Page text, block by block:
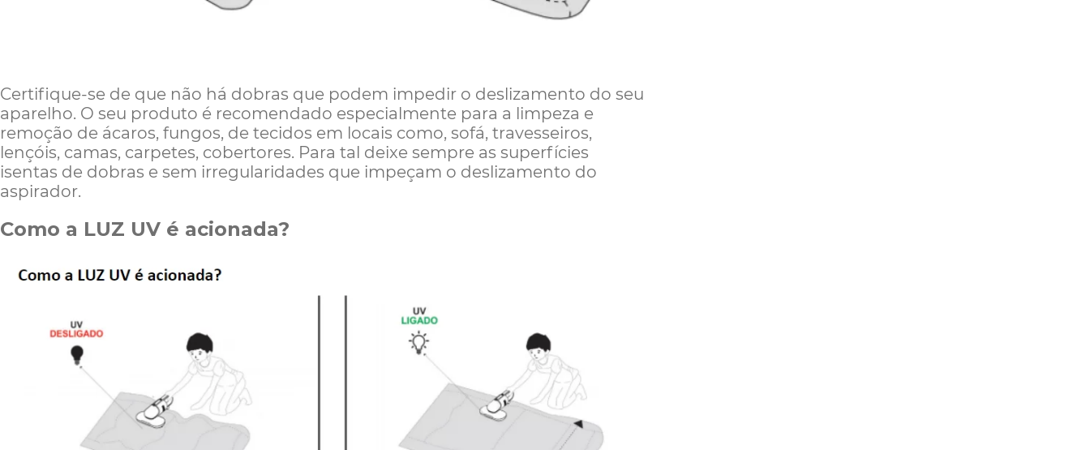
Certifique-se de que não há dobras que podem impedir o deslizamento do seu
aparelho. O seu produto é recomendado especialmente para a limpeza e
remoção de ácaros, fungos, de tecidos em locais como, sofá, travesseiros,
lençóis, camas, carpetes, cobertores. Para tal deixe sempre as superfícies
isentas de dobras e sem irregularidades que impeçam o deslizamento do
aspirador.
Como a LUZ UV é acionada?